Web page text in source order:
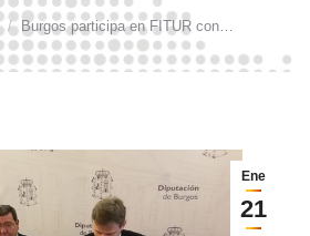
Burgos participa en FITUR con…
Ene
21